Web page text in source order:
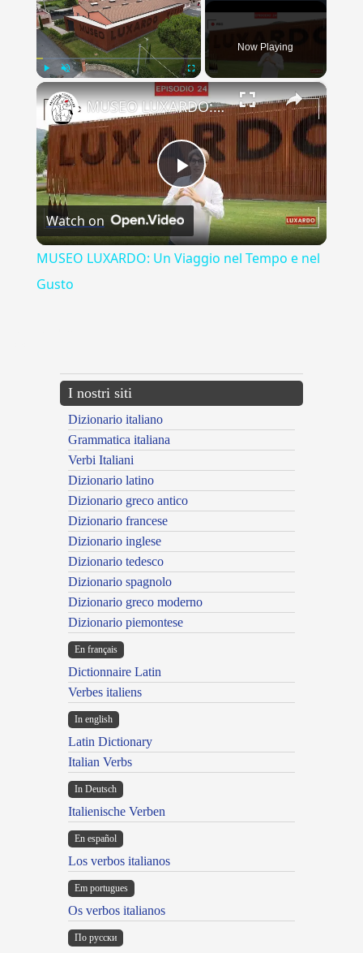
Fullscreen
Now Playing
×
Play
Video
MUSEO LUXARDO: Un Viaggio nel Tempo e nel Gusto
Watch on
MUSEO LUXARDO: Un Viaggio nel Tempo e nel
Gusto
I nostri siti
Dizionario italiano
Grammatica italiana
Verbi Italiani
Dizionario latino
Dizionario greco antico
Dizionario francese
Dizionario inglese
Dizionario tedesco
Dizionario spagnolo
Dizionario greco moderno
Dizionario piemontese
En français
Dictionnaire Latin
Verbes italiens
In english
Latin Dictionary
Italian Verbs
In Deutsch
Italienische Verben
En español
Los verbos italianos
Em portugues
Os verbos italianos
По русски